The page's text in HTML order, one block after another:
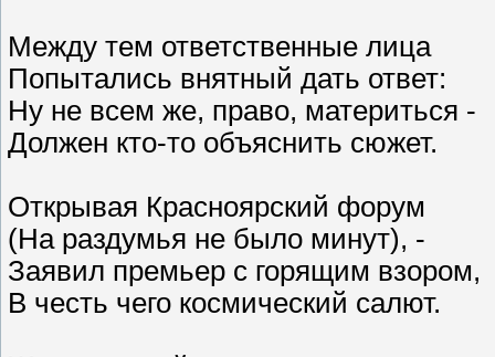
Между тем ответственные лица
Попытались внятный дать ответ:
Ну не всем же, право, материться -
Должен кто-то объяснить сюжет.
Открывая Красноярский форум
(На раздумья не было минут), -
Заявил премьер с горящим взором,
В честь чего космический салют.